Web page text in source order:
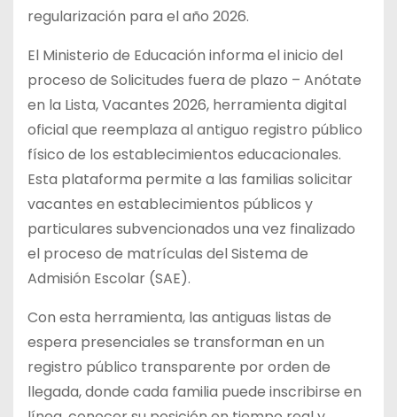
regularización para el año 2026.
El Ministerio de Educación informa el inicio del
proceso de Solicitudes fuera de plazo – Anótate
en la Lista, Vacantes 2026, herramienta digital
oficial que reemplaza al antiguo registro público
físico de los establecimientos educacionales.
Esta plataforma permite a las familias solicitar
vacantes en establecimientos públicos y
particulares subvencionados una vez finalizado
el proceso de matrículas del Sistema de
Admisión Escolar (SAE).
Con esta herramienta, las antiguas listas de
espera presenciales se transforman en un
registro público transparente por orden de
llegada, donde cada familia puede inscribirse en